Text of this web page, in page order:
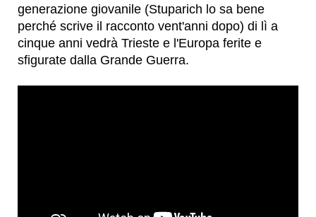
generazione giovanile (Stuparich lo sa bene
perché scrive il racconto vent'anni dopo) di lì a
cinque anni vedrà Trieste e l'Europa ferite e
sfigurate dalla Grande Guerra.